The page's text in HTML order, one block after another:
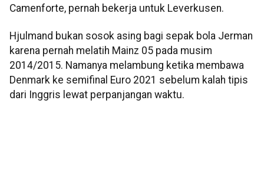
Camenforte, pernah bekerja untuk Leverkusen.
Hjulmand bukan sosok asing bagi sepak bola Jerman
karena pernah melatih Mainz 05 pada musim
2014/2015. Namanya melambung ketika membawa
Denmark ke semifinal Euro 2021 sebelum kalah tipis
dari Inggris lewat perpanjangan waktu.